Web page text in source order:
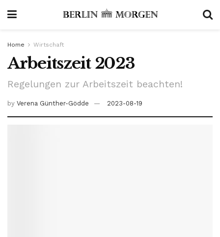
Home Wirtschaft
Arbeitszeit 2023
Regelungen zur Arbeitszeit beachten!
by Verena Günther-Gödde 2023-08-19